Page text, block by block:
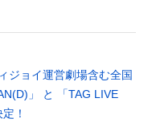
ジョイ運営劇場含む全国
」 と 「TAG LIVE
！